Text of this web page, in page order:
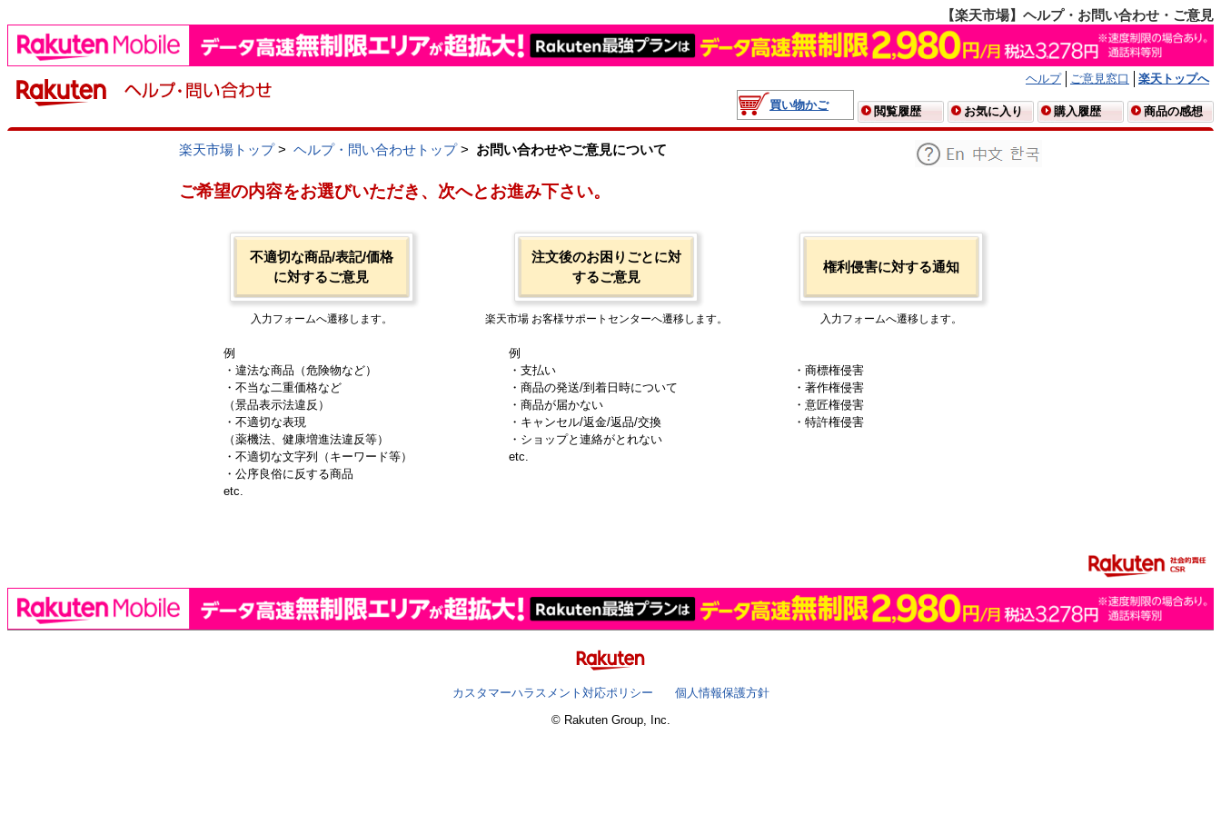
【楽天市場】ヘルプ・お問い合わせ・ご意見
ヘルプ ご意見窓口
楽天トップへ
買い物かご
閲覧履歴 お気に入り 購入履歴 商品の感想
楽天市場トップ> ヘルプ・問い合わせトップ> お問い合わせやご意見について
ご希望の内容をお選びいただき、次へとお進み下さい。
不適切な商品/表記/価格
に対するご意見
入力フォームへ遷移します。
例
・違法な商品（危険物など）
・不当な二重価格など
（景品表示法違反）
・不適切な表現
（薬機法、健康増進法違反等）
・不適切な文字列（キーワード等）
・公序良俗に反する商品
etc.
注文後のお困りごとに対
するご意見
楽天市場 お客様サポートセンターへ遷移します。
例
・支払い
・商品の発送/到着日時について
・商品が届かない
・キャンセル/返金/返品/交換
・ショップと連絡がとれない
etc.
権利侵害に対する通知
入力フォームへ遷移します。
・商標権侵害
・著作権侵害
・意匠権侵害
・特許権侵害
カスタマーハラスメント対応ポリシー
個人情報保護方針
© Rakuten Group, Inc.